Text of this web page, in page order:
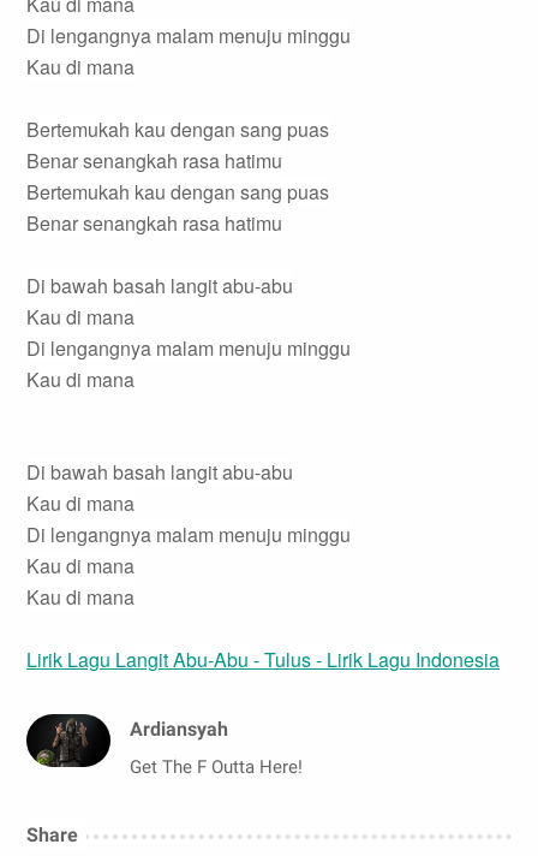
Di lengangnya malam menuju minggu
Kau di mana
Bertemukah kau dengan sang puas
Benar senangkah rasa hatimu
Bertemukah kau dengan sang puas
Benar senangkah rasa hatimu
Di bawah basah langit abu-abu
Kau di mana
Di lengangnya malam menuju minggu
Kau di mana
Di bawah basah langit abu-abu
Kau di mana
Di lengangnya malam menuju minggu
Kau di mana
Kau di mana
Lirik Lagu Langit Abu-Abu - Tulus - Lirik Lagu Indonesia
Ardiansyah
Get The F Outta Here!
Share